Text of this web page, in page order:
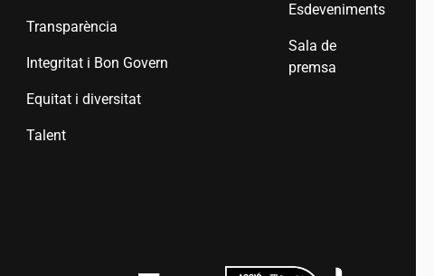
Transparència
Integritat i Bon Govern
Equitat i diversitat
Talent
Esdeveniments
Sala de
premsa